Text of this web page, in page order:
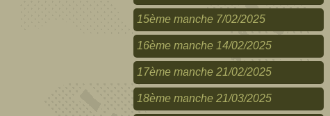
15ème manche 7/02/2025
16ème manche 14/02/2025
17ème manche 21/02/2025
18ème manche 21/03/2025